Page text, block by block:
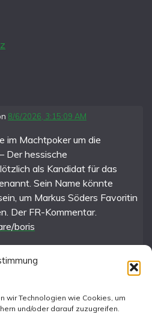
wir Technologien wie Cookies, um
und/oder darauf zuzugreifen.
8/6/2026, 3:15:09 AM
im Machtpoker um die
Der hessische
als Kandidat für das
Sein Name könnte
um Markus Söders Favoritin
Der FR-Kommentar.
boris